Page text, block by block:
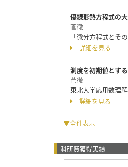
優線形熱方程式の
菅徹
「微分方程式とそ
詳細を見る
測度を初期値とす
菅徹
東北大学応用数理
詳細を見る
▼全件表示
科研費獲得実績